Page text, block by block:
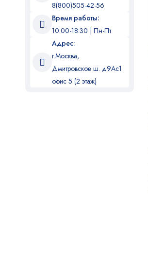
8(800)505-42-56
Время работы:
10:00-18:30 | Пн-Пт
Адрес:
г.Москва,
Дмитровское ш. д9Ас1
офис 5 (2 этаж)